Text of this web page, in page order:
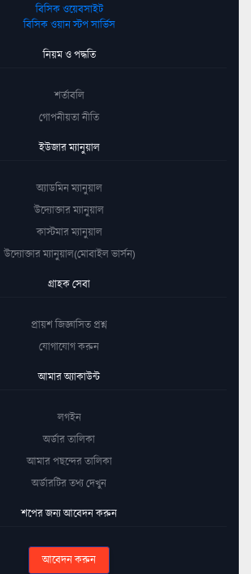
বিসিক ওয়েবসাইট
বিসিক ওয়ান স্টপ সার্ভিস
নিয়ম ও পদ্ধতি
শর্তাবলি
গোপনীয়তা নীতি
ইউজার ম্যানুয়াল
অ্যাডমিন ম্যানুয়াল
উদ্যোক্তার ম্যানুয়াল
কাস্টমার ম্যানুয়াল
উদ্যোক্তার ম্যানুয়াল(মোবাইল ভার্সন)
গ্রাহক সেবা
প্রায়শ জিজ্ঞাসিত প্রশ্ন
যোগাযোগ করুন
আমার অ্যাকাউন্ট
লগইন
অর্ডার তালিকা
আমার পছন্দের তালিকা
অর্ডারটির তথ্য দেখুন
শপের জন্য আবেদন করুন
আবেদন করুন